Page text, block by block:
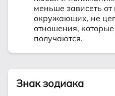
меньше зависеть
окружающих, не
отношения,
получаются.
Знак зодиака